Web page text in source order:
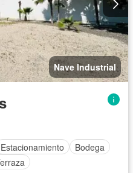
Nave Industrial
Estacionamiento
Bodega